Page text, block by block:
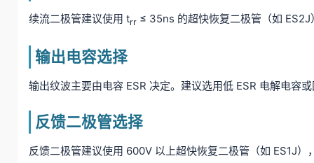
续流二极管建议使用 trr ≤ 35ns 的超快恢复二极管（如
输出电容选择
输出纹波主要由电容 ESR 决定。建议选用低 ESR 电解电容
反馈二极管选择
反馈二极管建议使用 600V 以上超快恢复二极管（如 ES1J